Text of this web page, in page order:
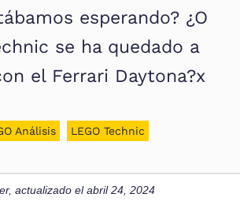
esperando? ¿O
se ha quedado a
el Ferrari Daytona?x
Análisis LEGO Technic
, actualizado elabril 24, 2024